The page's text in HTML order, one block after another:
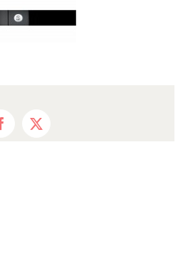
Facebook
X